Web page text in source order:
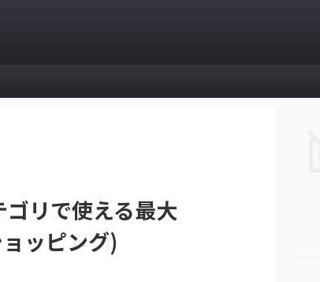
ゴリで使える最大
ッピング)